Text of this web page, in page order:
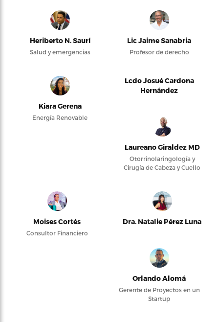
Heriberto N. Saurí
Salud y emergencias
Lic Jaime Sanabria
Profesor de derecho
Kiara Gerena
Energía Renovable
Lcdo Josué Cardona
Hernández
Laureano Giraldez MD
Otorrinolaringología y
Cirugía de Cabeza y Cuello
Moises Cortés
Consultor Financiero
Dra. Natalie Pérez Luna
Orlando Alomá
Gerente de Proyectos en un
Startup